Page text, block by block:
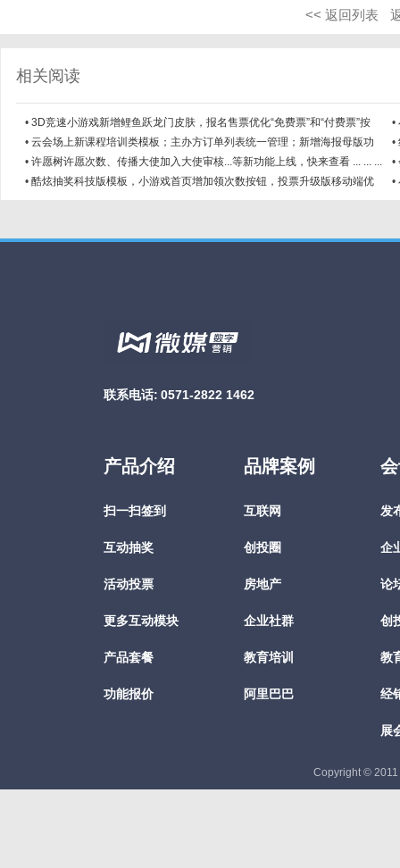
<< 返回列表
相关阅读
• 3D竞速小游戏新增鲤鱼跃龙门皮肤，报名售票优化“免费票”和“付费票”按
钮，快来查看 ...
•
• 云会场上新课程培训类模板；主办方订单列表统一管理；新增海报母版功
能，支持批量修改 ...
•
• 许愿树许愿次数、传播大使加入大使审核...等新功能上线，快来查看 ... ... ... •
• 酷炫抽奖科技版模板，小游戏首页增加领次数按钮，投票升级版移动端优
•
联系电话: 0571-2822 1462
产品介绍
扫一扫签到
互动抽奖
活动投票
更多互动模块
产品套餐
功能报价
品牌案例
互联网
创投圈
房地产
企业社群
教育培训
阿里巴巴
发
企
论
创
教
经
展
Copyright © 2011